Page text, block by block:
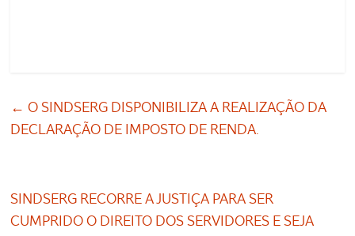
← O SINDSERG DISPONIBILIZA A REALIZAÇÃO DA
DECLARAÇÃO DE IMPOSTO DE RENDA.
SINDSERG RECORRE A JUSTIÇA PARA SER
CUMPRIDO O DIREITO DOS SERVIDORES E SEJA